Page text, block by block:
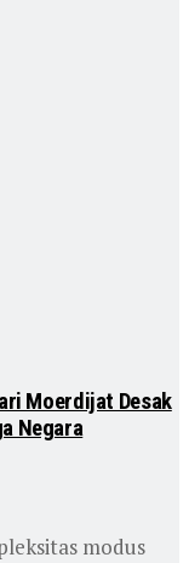
Moerdijat Desak
Negara
modus